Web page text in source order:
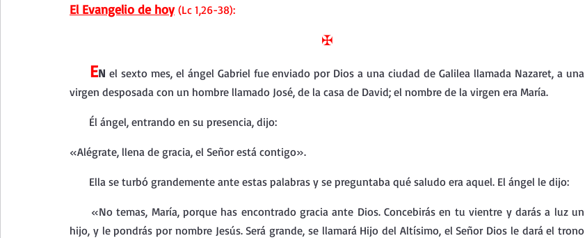
La vida espiritual en frases breves
Meditaciones Semana Santa 2023 Semana Santa 2025
Vídeos de familia Evangelio Dominical. Año B Evangelio Dominical. Año C
El Evangelio de hoy (Lc 1,26-38):
✠
EN el sexto mes, el ángel Gabriel fue enviado por Dios a una ciudad de Galilea llamada Nazaret, a una
virgen desposada con un hombre llamado José, de la casa de David; el nombre de la virgen era María.
       Él ángel, entrando en su presencia, dijo:
«Alégrate, llena de gracia, el Señor está contigo».
Ella se turbó grandemente ante estas palabras y se preguntaba qué saludo era aquel. El ángel le dijo:
«No temas, María, porque has encontrado gracia ante Dios. Concebirás en tu vientre y darás a luz un
hijo, y le pondrás por nombre Jesús. Será grande, se llamará Hijo del Altísimo, el Señor Dios le dará el trono